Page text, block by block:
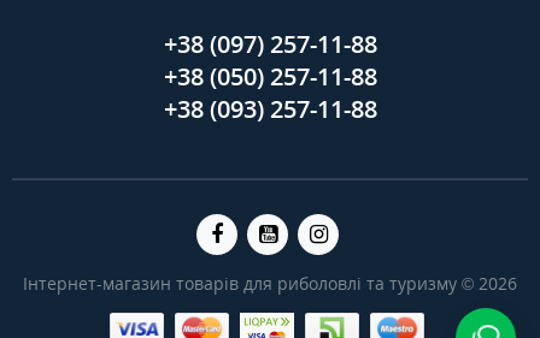
+38 (097) 257-11-88
+38 (050) 257-11-88
+38 (093) 257-11-88
Інтернет-магазин товарів для риболовлі та туризму © 2026